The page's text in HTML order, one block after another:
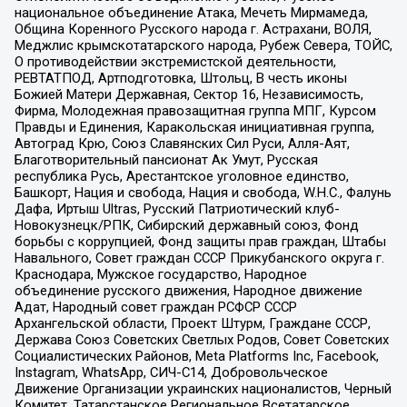
национальное объединение Атака, Мечеть Мирмамеда,
Община Коренного Русского народа г. Астрахани, ВОЛЯ,
Меджлис крымскотатарского народа, Рубеж Севера, ТОЙС,
О противодействии экстремистской деятельности,
РЕВТАТПОД, Артподготовка, Штольц, В честь иконы
Божией Матери Державная, Сектор 16, Независимость,
Фирма, Молодежная правозащитная группа МПГ, Курсом
Правды и Единения, Каракольская инициативная группа,
Автоград Крю, Союз Славянских Сил Руси, Алля-Аят,
Благотворительный пансионат Ак Умут, Русская
республика Русь, Арестантское уголовное единство,
Башкорт, Нация и свобода, Нация и свобода, W.H.С., Фалунь
Дафа, Иртыш Ultras, Русский Патриотический клуб-
Новокузнецк/РПК, Сибирский державный союз, Фонд
борьбы с коррупцией, Фонд защиты прав граждан, Штабы
Навального, Совет граждан СССР Прикубанского округа г.
Краснодара, Мужское государство, Народное
объединение русского движения, Народное движение
Адат, Народный совет граждан РСФСР СССР
Архангельской области, Проект Штурм, Граждане СССР,
Держава Союз Советских Светлых Родов, Совет Советских
Социалистических Районов, Meta Platforms Inc, Facebook,
Instagram, WhatsApp, СИЧ-С14, Добровольческое
Движение Организации украинских националистов, Черный